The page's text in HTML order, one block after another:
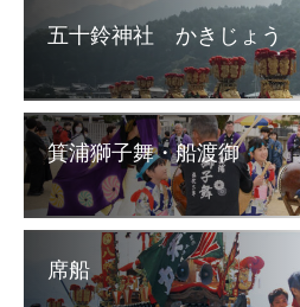
五十鈴神社 かきじょう
箕浦獅子舞・船渡御
席船